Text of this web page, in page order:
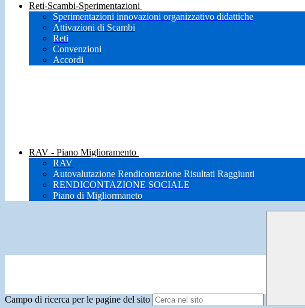
Reti-Scambi-Sperimentazioni
Sperimentazioni innovazioni organizzativo didattiche
Attivazioni di Scambi
Reti
Convenzioni
Accordi
RAV - Piano Miglioramento
RAV
Autovalutazione Rendicontazione Risultati Raggiunti
RENDICONTAZIONE SOCIALE
Piano di Migliormaneto
Campo di ricerca per le pagine del sito